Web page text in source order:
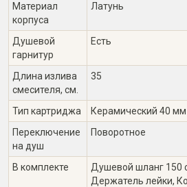
Материал
корпуса
Латунь
Душевой
гарнитур
Есть
Длина излива
смесителя, см.
35
Тип картриджа
Керамический 40 мм
Переключение
на душ
Поворотное
В комплекте
Душевой шланг 150
Держатель лейки,